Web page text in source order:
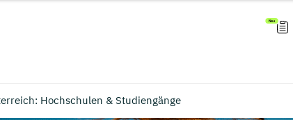
Hochschulen & Studiengänge